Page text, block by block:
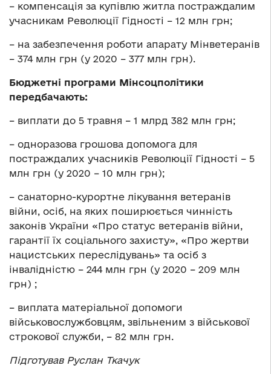
– компенсація за купівлю житла постраждалим
учасникам Революції Гідності – 12 млн грн;
– на забезпечення роботи апарату Мінветеранів
– 374 млн грн (у 2020 – 377 млн грн).
Бюджетні програми Мінсоцполітики
передбачають:
– виплати до 5 травня – 1 млрд 382 млн грн;
– одноразова грошова допомога для
постраждалих учасників Революції Гідності – 5
млн грн (у 2020 – 10 млн грн);
– санаторно-курортне лікування ветеранів
війни, осіб, на яких поширюється чинність
законів України «Про статус ветеранів війни,
гарантії їх соціального захисту», «Про жертви
нацистських переслідувань» та осіб з
інвалідністю – 244 млн грн (у 2020 – 209 млн
грн) ;
– виплата матеріальної допомоги
військовослужбовцям, звільненим з військової
строкової служби, – 82 млн грн.
Підготував Руслан Ткачук